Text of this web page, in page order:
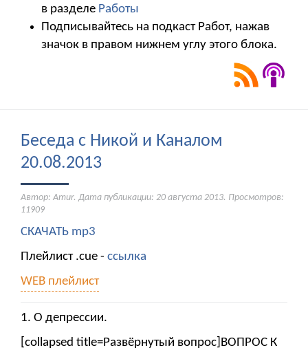
в разделе Работы
Подписывайтесь на подкаст Работ, нажав
значок в правом нижнем углу этого блока.
Беседа с Никой и Каналом
20.08.2013
Автор: Amur. Дата публикации: 20 августа 2013. Просмотров:
11909
СКАЧАТЬ mp3
Плейлист .cue - ссылка
WEB плейлист
1. О депрессии.
[collapsed title=Развёрнутый вопрос]ВОПРОС К